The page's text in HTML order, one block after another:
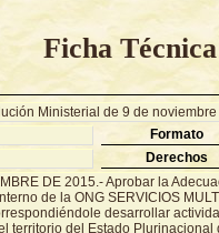
Ficha
Ministerial de 9 de
Formato
Derechos
DE 2015.- Aprobar la
de la ONG SERVICIOS
desarrollar
territorio del Estado